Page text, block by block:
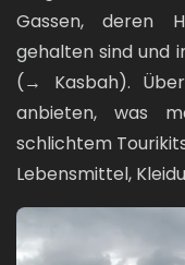
Gassen, deren
gehalten sind und
(→ Kasbah).
anbieten, was
schlichtem
Lebensmittel,
Bild